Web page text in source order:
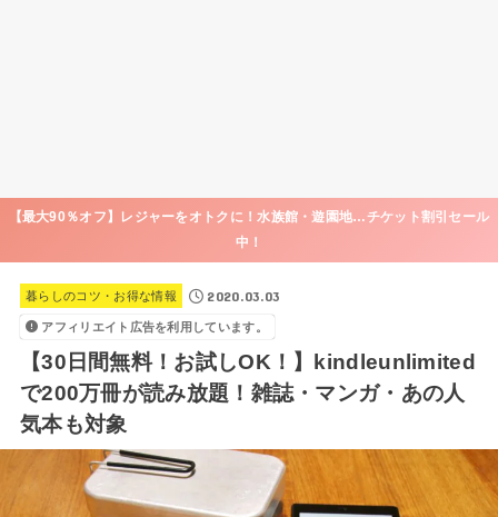
【最大90％オフ】レジャーをオトクに！水族館・遊園地…チケット割引セール
中！
暮らしのコツ・お得な情報 2020.03.03
アフィリエイト広告を利用しています。
【30日間無料！お試しOK！】kindleunlimited
で200万冊が読み放題！雑誌・マンガ・あの人
気本も対象